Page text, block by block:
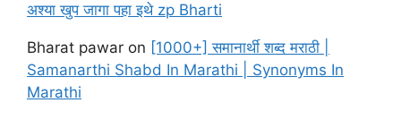
अश्या खुप जागा पहा इथे zp Bharti
Bharat pawar on [1000+] समानार्थी शब्द मराठी |
Samanarthi Shabd In Marathi | Synonyms In
Marathi